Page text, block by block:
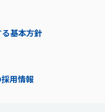
基本方針
用情報